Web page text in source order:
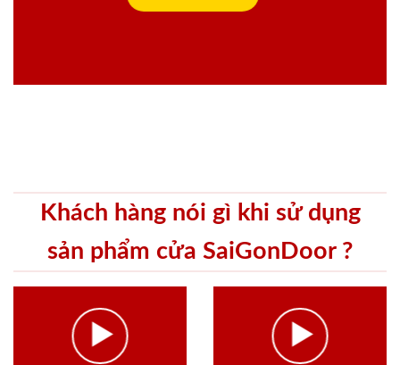
Khách hàng nói gì khi sử dụng
sản phẩm cửa SaiGonDoor ?